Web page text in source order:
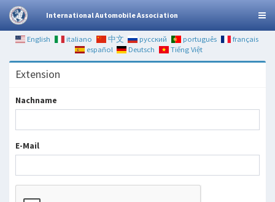
International Automobile Association
English italiano 中文 русский português
français
español
Deutsch Tiếng Việt
Extension
Nachname
E-Mail